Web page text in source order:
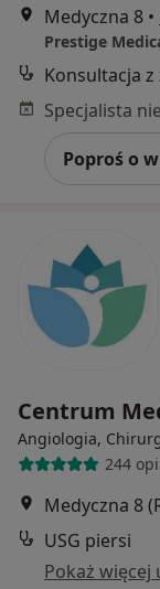
Medyczna 8 •
Prestige
Konsultacja
Poproś o
Centrum
Angiologia,
244
Medyczna 8
USG piersi
Pokaż więcej